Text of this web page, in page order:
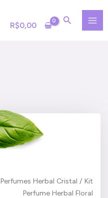
R$0,00
Perfumes Herbal Cristal / Kit
Perfume Herbal Floral